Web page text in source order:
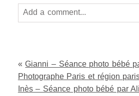
Add a comment...
« Gianni – Séance photo bébé
Photographe Paris et région
Inès – Séance photo bébé par